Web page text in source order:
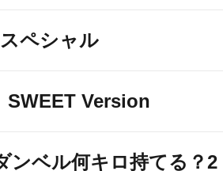
ペシャル
Version
ンベル何キロ持てる？2